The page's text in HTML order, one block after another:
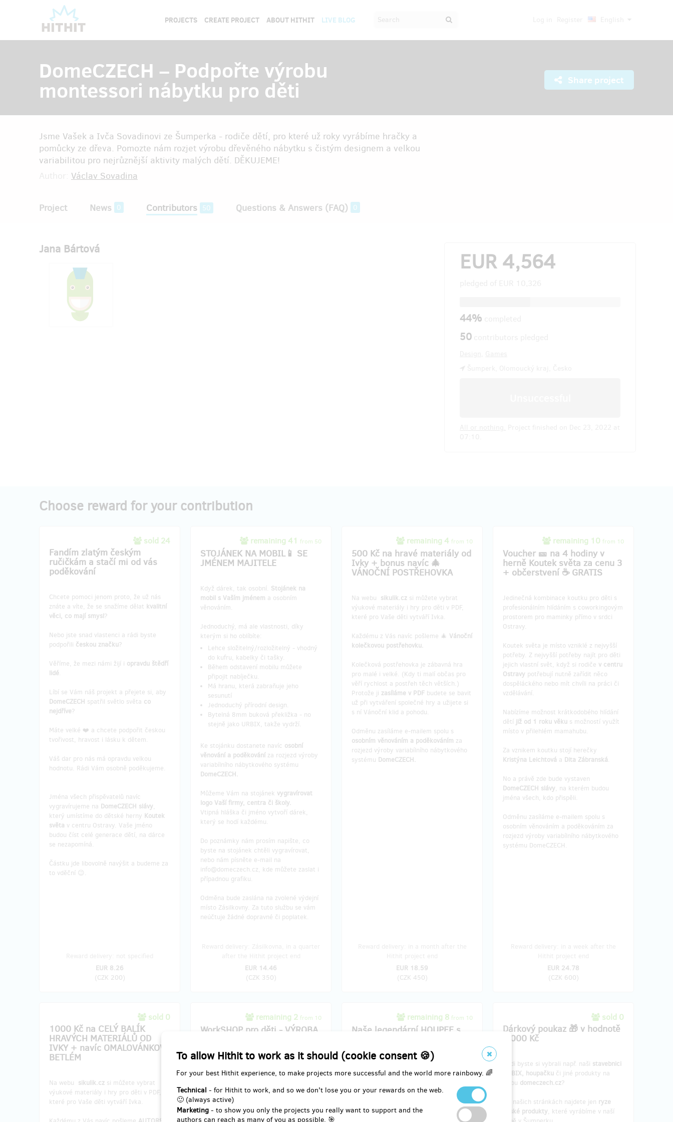
To allow Hithit to work as it should (cookie consent 🍪)
For your best Hithit experience, to make projects more successful and the world more rainbowy. 🌈
Technical - for Hithit to work, and so we don't lose you or your rewards on the web.
🙂 (always active)
Marketing - to show you only the projects you really want to support and the
authors can reach as many of you as possible. 🎯
PROJECTS CREATE PROJECT ABOUT HITHIT LIVE BLOG
DomeCZECH – Podpořte výrobu
montessori nábytku pro děti Share project
Jsme Vašek a Ivča Sovadinovi ze Šumperka - rodiče dětí, pro které už roky vyrábíme hračky a
pomůcky ze dřeva. Pomozte nám rozjet výrobu dřevěného nábytku s čistým designem a velkou
variabilitou pro nejrůznější aktivity malých dětí. DĚKUJEME!
Václav Sovadina
Project News 0 Contributors 50 Questions & Answers (FAQ) 0
Jana Bártová EUR 4,564
44%
50
Choose reward for your contribution
sold 24
Fandím zlatým českým
ručičkám a stačí mi od vás
poděkování
Chcete pomoci jenom proto, že už nás
znáte a víte, že se snažíme dělat kvalitní
věci, co mají smysl?
Nebo jste snad vlastenci a rádi byste
podpořili českou značku?
Věříme, že mezi námi žijí i opravdu štědří
lidé.
Líbí se Vám náš projekt a přejete si, aby
DomeCZECH spatřil světlo světa co
nejdříve?
Máte velké ❤️ a chcete podpořit českou
tvořivost, hravost i lásku k dětem.
Váš dar pro nás má opravdu velkou
hodnotu. Rádi Vám osobně poděkujeme.
Jména všech přispěvatelů navíc
vygravírujeme na DomeCZECH slávy,
který umístíme do dětské herny Koutek
světa v centru Ostravy. Vaše jméno
budou číst celé generace dětí, na dárce
se nezapomíná.
Částku jde libovolně navýšit a budeme za
to vděční 😉.
EUR 8.26
(CZK 200)
remaining 41 from 50
STOJÁNEK NA MOBIL📱 SE
JMÉNEM MAJITELE
Když dárek, tak osobní. Stojánek na
mobil s Vaším jménem a osobním
věnováním.
Jednoduchý, má ale vlastnosti, díky
kterým si ho oblíbíte:
Lehce složitelný/rozložitelný - vhodný
do kufru, kabelky či tašky.
Během odstavení mobilu můžete
připojit nabíječku.
Má hranu, která zabraňuje jeho
sesunutí
Jednoduchý přírodní design.
Bytelná 8mm buková překližka - no
stejně jako URBIX, takže vydrží.
Ke stojánku dostanete navíc osobní
věnování a poděkování za rozjezd výroby
variabílního nábytkového systému
DomeCZECH.
Můžeme Vám na stojánek vygravírovat
logo Vaší firmy, centra či školy.
Vtipná hláška či jméno vytvoří dárek,
který se hodí každému.
Do poznámky nám prosím napište, co
byste na stojánek chtěli vygravírovat,
nebo nám písněte e-mail na
info@domeczech.cz, kde můžete zaslat i
případnou grafiku.
Odměna bude zaslána na zvolené výdejní
místo Zásilkovny. Za tuto službu se vám
neúčtuje žádné dopravné či poplatek.
EUR 14.46
(CZK 350)
remaining 4 from 10
500 Kč na hravé materiály od
Ivky + bonus navíc 🎄
VÁNOČNÍ POSTŘEHOVKA
Na webu sikulik.cz si můžete vybrat
výukové materiály i hry pro děti v PDF,
které pro Vaše děti vytváří Ivka.
Každému z Vás navíc pošleme 🎄 Vánoční
kolečkovou postřehovku.
Kolečková postřehovka je zábavná hra
pro malé i velké. (Kdy ti malí občas pro
věří rychlost a postřeh těch větších.)
Protože ji zasíláme v PDF budete se bavit
už při vytváření společné hry a užijete si
s ní Vánoční klid a pohodu.
Odměnu zasíláme e-mailem spolu s
osobním věnováním a poděkováním za
rozjezd výroby variabílního nábytkového
systému DomeCZECH.
EUR 18.59
(CZK 450)
remaining 10 from 10
Voucher 🎫 na 4 hodiny v
herně Koutek světa za cenu 3
+ občerstvení ☕ GRATIS
Jedinečná kombinace koutku pro děti s
profesionálním hlídáním s coworkingovým
prostorem pro maminky přímo v srdci
Ostravy.
Koutek světa je místo vzniklé z nejvyšší
potřeby. Z nejvyšší potřeby najít pro děti
jejich vlastní svět, když si rodiče v centru
Ostravy potřebují nutně zařídit něco
dospěláckého nebo mít chvíli na práci či
vzdělávání.
Nabízíme možnost krátkodobého hlídání
dětí již od 1 roku věku s možností využít
místo v přilehlém mamahubu.
Za vznikem koutku stojí herečky
Kristýna Leichtová a Dita Zábranská.
No a právě zde bude vystaven
DomeCZECH slávy, na kterém budou
jména všech, kdo přispěli.
Odměnu zasíláme e-mailem spolu s
osobním věnováním a poděkováním za
rozjezd výroby variabílního nábytkového
systému DomeCZECH.
EUR 24.78
(CZK 600)
sold 0
1000 Kč na CELÝ BALÍK
HRAVÝCH MATERIÁLŮ OD
IVKY + navíc OMALOVÁNKOVÝ
BETLÉM
Na webu sikulik.cz si můžete vybrat
výukové materiály i hry pro děti v PDF,
které pro Vaše děti vytváří Ivka.
remaining 2 from 10
WorkSHOP pro děti - VÝROBA
Pojďte se podívat k nám do dílny, pod
DomeCZECH.
Workshop s Vaškemsi užijí děti i rodiče.
remaining 8 from 10
Naše legendární HOUPEE s
bukové překližky s které náspřed pěti
oživí váš domov jako nádherný
designový doplněk vhodný do každého
sold 0
Dárkový poukaz 🎁 v hodnotě
2 000 Kč
Rádi byste si vybrali např. naši stavebnici
URBIX, houpačku či jiné produkty na
webu domeczech.cz?
Na našich stránkách najdete jen ryze
české produkty, které vyrábíme v naší